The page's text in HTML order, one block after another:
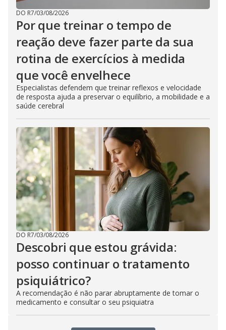
DO R7/03/08/2026
Por que treinar o tempo de
reação deve fazer parte da sua
rotina de exercícios à medida
que você envelhece
Especialistas defendem que treinar reflexos e velocidade
de resposta ajuda a preservar o equilíbrio, a mobilidade e a
saúde cerebral
DO R7/03/08/2026
Descobri que estou grávida:
posso continuar o tratamento
psiquiátrico?
A recomendação é não parar abruptamente de tomar o
medicamento e consultar o seu psiquiatra